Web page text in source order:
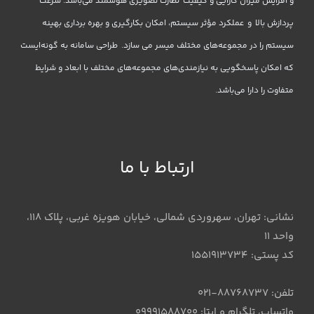
پردازش بالا و عملکرد مؤثر سیستم، امکان بکارگیری و بهره برداری بهینه
سیستم را در مجموعه‌های مختلف میسر می سازد. طراحی سامانه به گونه‌ایست
که امکان پاسخگویی به نیازمندی‌های مجموعه‌های مختلف با ابعاد و شرایط
متفاوت را دارا می‌باشد.
ارتباط با ما
نشانی: تهران، سهروردی شمالی، خیابان هویزه غربی، پلاک 118،
واحد 11
کد پستی: 1551913734
تلفن: 88768737-021